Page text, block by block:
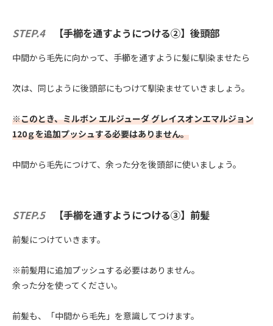
STEP.4 【手櫛を通すようにつける②】後頭部
中間から毛先に向かって、手櫛を通すように髪に馴染ませたら
次は、同じように後頭部にもつけて馴染ませていきましょう。
※このとき、ミルボン エルジューダ グレイスオンエマルジョン
120ｇを追加プッシュする必要はありません。
中間から毛先につけて、余った分を後頭部に使いましょう。
STEP.5 【手櫛を通すようにつける③】前髪
前髪につけていきます。
※前髪用に追加プッシュする必要はありません。
余った分を使ってください。
前髪も、「中間から毛先」を意識してつけます。